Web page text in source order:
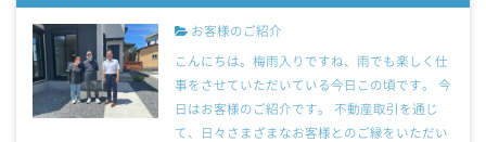
お客様のご紹介
こんにちは。梅雨入りですね、雨でも楽しく仕
事をさせていただいている今日この頃です。 今
日はお客様のご紹介です。 不動産取引を通じ
て、日々さまざまなお客様とのご縁をいただい